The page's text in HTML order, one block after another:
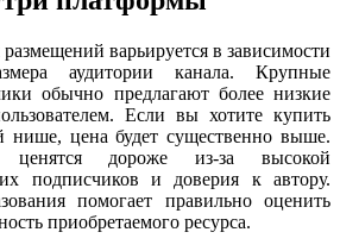
варьируется в зависимости
аудитории канала. Крупные
обычно предлагают более низкие
Если вы хотите купить
нише, цена будет существенно выше.
ценятся дороже из-за высокой
их подписчиков и доверия к автору.
помогает правильно оценить
приобретаемого ресурса.